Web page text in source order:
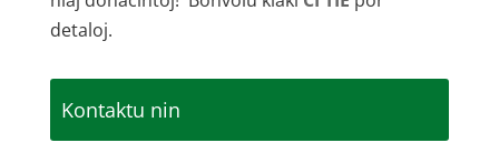
detaloj.
Kontaktu nin